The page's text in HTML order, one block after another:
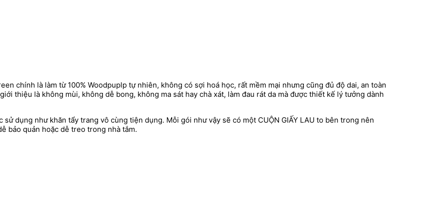
chính là làm từ 100% Woodpuplp tự nhiên, không có sợi hoá học, rất mềm mại nhưng cũng đủ độ dai, an toàn
thiệu là không mùi, không dễ bong, không ma sát hay chà xát, làm đau rát da mà được thiết kế lý tưởng dành
dụng như khăn tẩy trang vô cùng tiện dụng. Mỗi gói như vậy sẽ có một CUỘN GIẤY LAU to bên trong nên
bảo quản hoặc dễ treo trong nhà tắm.